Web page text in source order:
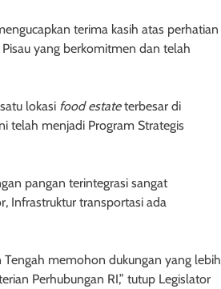
terima kasih atas perhatian
yang berkomitmen dan telah
lokasi food estateterbesar di
telah menjadi Program Strategis
pangan terintegrasi sangat
Infrastruktur transportasi ada
memohon dukungan yang lebih
Perhubungan RI,” tutup Legislator